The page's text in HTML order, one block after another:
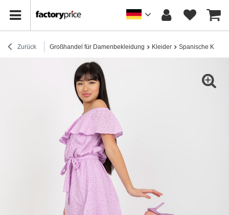
Zurück Großhandel für Damenbekleidung Kleider Spanische